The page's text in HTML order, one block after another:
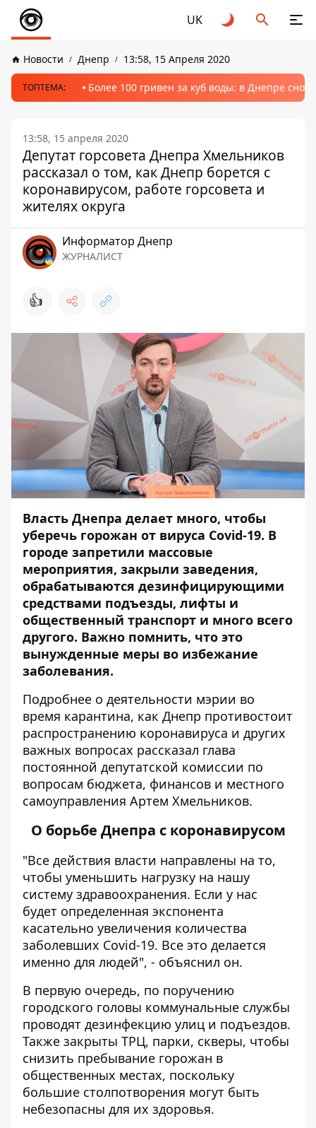
UK
Новости Днепр 13:58, 15 Апреля 2020
ТОПТЕМА: Более 100 гривен за куб воды: в Днепре
13:58, 15 апреля 2020
Депутат горсовета Днепра Хмельников
рассказал о том, как Днепр борется с
коронавирусом, работе горсовета и
жителях округа
Информатор Днепр
ЖУРНАЛИСТ
👍
Власть Днепра делает много, чтобы
уберечь горожан от вируса Covid-19. В
городе запретили массовые
мероприятия, закрыли заведения,
обрабатываются дезинфицирующими
средствами подъезды, лифты и
общественный транспорт и много всего
другого. Важно помнить, что это
вынужденные меры во избежание
заболевания.
Подробнее о деятельности мэрии во
время карантина, как Днепр противостоит
распространению коронавируса и других
важных вопросах рассказал глава
постоянной депутатской комиссии по
вопросам бюджета, финансов и местного
самоуправления Артем Хмельников.
О борьбе Днепра с коронавирусом
"Все действия власти направлены на то,
чтобы уменьшить нагрузку на нашу
систему здравоохранения. Если у нас
будет определенная экспонента
касательно увеличения количества
заболевших Covid-19. Все это делается
именно для людей", - объяснил он.
В первую очередь, по поручению
городского головы коммунальные службы
проводят дезинфекцию улиц и подъездов.
Также закрыты ТРЦ, парки, скверы, чтобы
снизить пребывание горожан в
общественных местах, поскольку
большие столпотворения могут быть
небезопасны для их здоровья.